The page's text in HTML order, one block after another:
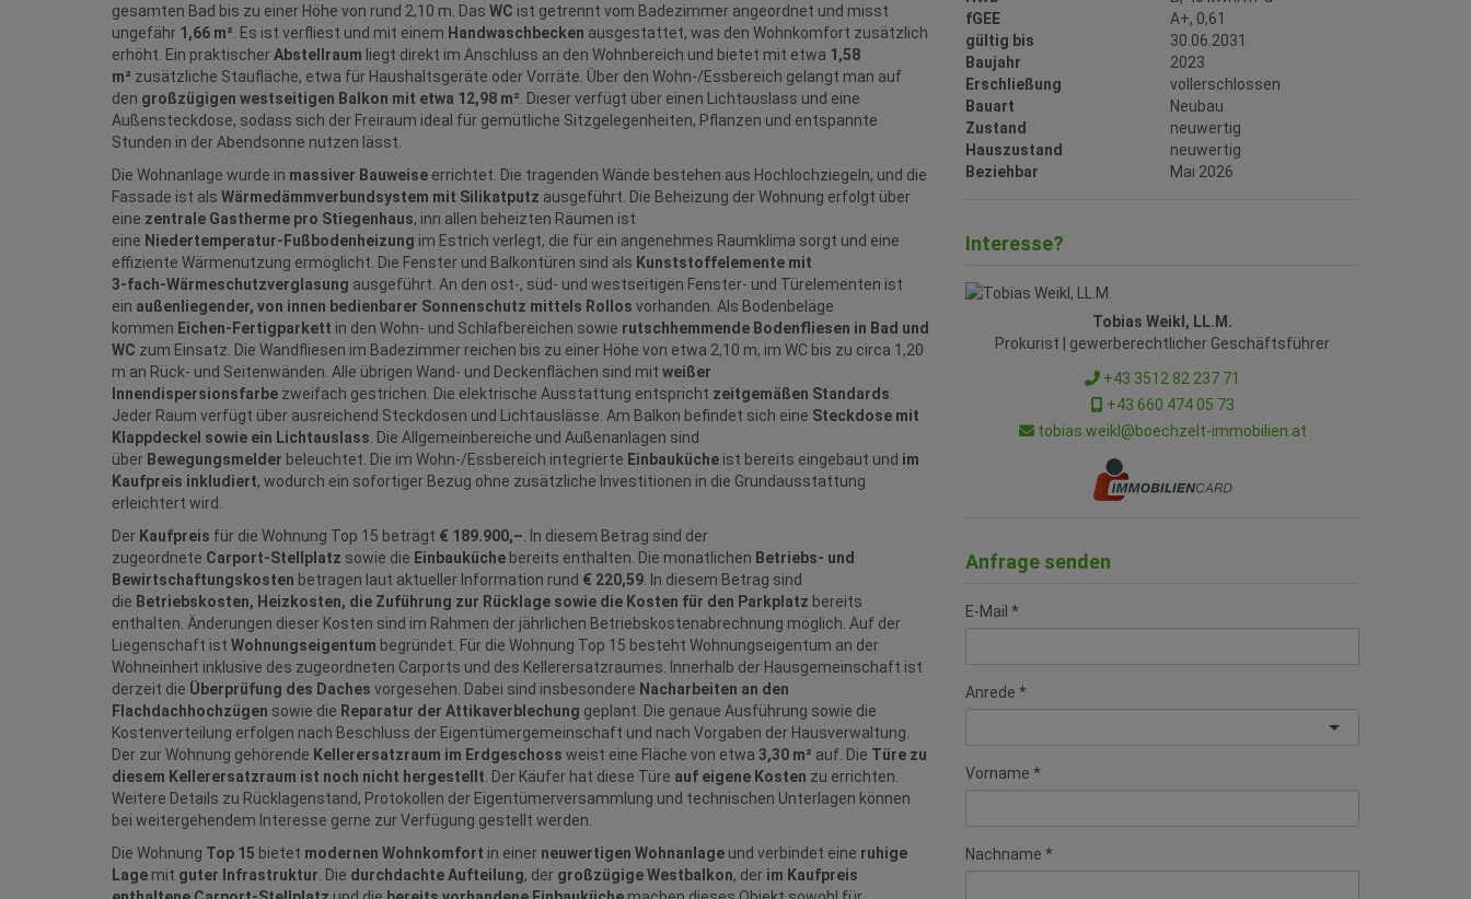
gesamten Bad bis zu einer Höhe von rund 2,10 m. Das WC ist getrennt vom Badezimmer angeordnet und misst
ungefähr 1,66 m². Es ist verfliest und mit einem Handwaschbecken ausgestattet, was den Wohnkomfort zusätzlich
erhöht. Ein praktischerAbstellraum liegt direkt im Anschluss an den Wohnbereich und bietet mit etwa 1,58
m² zusätzliche Staufläche, etwa für Haushaltsgeräte oder Vorräte. Über den Wohn‑/Essbereich gelangt man auf
den großzügigen westseitigen Balkon mit etwa 12,98 m². Dieser verfügt über einen Lichtauslass und eine
Außensteckdose, sodass sich der Freiraum ideal für gemütliche Sitzgelegenheiten, Pflanzen und entspannte
Stunden in der Abendsonne nutzen lässt.
Die Wohnanlage wurde in massiver Bauweise errichtet. Die tragenden Wände bestehen aus Hochlochziegeln, und die
Fassade ist als Wärmedämmverbundsystem mit Silikatputz ausgeführt. Die Beheizung der Wohnung erfolgt über
eine zentrale Gastherme pro Stiegenhaus, inn allen beheizten Räumen ist
eine Niedertemperatur‑Fußbodenheizung im Estrich verlegt, die für ein angenehmes Raumklima sorgt und eine
effiziente Wärmenutzung ermöglicht. Die Fenster und Balkontüren sind als Kunststoffelemente mit
3‑fach‑Wärmeschutzverglasung ausgeführt. An den ost‑, süd‑ und westseitigen Fenster- und Türelementen ist
ein außenliegender, von innen bedienbarer Sonnenschutz mittels Rollos vorhanden. Als Bodenbeläge
kommen Eichen‑Fertigparkett in den Wohn- und Schlafbereichen sowie rutschhemmende Bodenfliesen in Bad und
WC zum Einsatz. Die Wandfliesen im Badezimmer reichen bis zu einer Höhe von etwa 2,10 m, im WC bis zu circa 1,20
m an Rück- und Seitenwänden. Alle übrigen Wand- und Deckenflächen sind mit weißer
Innendispersionsfarbe zweifach gestrichen. Die elektrische Ausstattung entspricht zeitgemäßen Standards.
Jeder Raum verfügt über ausreichend Steckdosen und Lichtauslässe. Am Balkon befindet sich eine Steckdose mit
Klappdeckel sowie ein Lichtauslass. Die Allgemeinbereiche und Außenanlagen sind
über Bewegungsmelder beleuchtet. Die im Wohn‑/Essbereich integrierte Einbauküche ist bereits eingebaut und im
Kaufpreis inkludiert, wodurch ein sofortiger Bezug ohne zusätzliche Investitionen in die Grundausstattung
erleichtert wird.
Der Kaufpreis für die Wohnung Top 15 beträgt € 189.900,–. In diesem Betrag sind der
zugeordnete Carport‑Stellplatz sowie die Einbauküche bereits enthalten. Die monatlichen Betriebs- und
Bewirtschaftungskosten betragen laut aktueller Information rund € 220,59. In diesem Betrag sind
die Betriebskosten, Heizkosten, die Zuführung zur Rücklage sowie die Kosten für den Parkplatz bereits
enthalten. Änderungen dieser Kosten sind im Rahmen der jährlichen Betriebskostenabrechnung möglich. Auf der
Liegenschaft ist Wohnungseigentum begründet. Für die Wohnung Top 15 besteht Wohnungseigentum an der
Wohneinheit inklusive des zugeordneten Carports und des Kellerersatzraumes. Innerhalb der Hausgemeinschaft ist
derzeit die Überprüfung des Daches vorgesehen. Dabei sind insbesondere Nacharbeiten an den
Flachdachhochzügen sowie die Reparatur der Attikaverblechung geplant. Die genaue Ausführung sowie die
Kostenverteilung erfolgen nach Beschluss der Eigentümergemeinschaft und nach Vorgaben der Hausverwaltung.
Der zur Wohnung gehörende Kellerersatzraum im Erdgeschoss weist eine Fläche von etwa 3,30 m² auf. Die Türe zu
diesem Kellerersatzraum ist noch nicht hergestellt. Der Käufer hat diese Türe auf eigene Kosten zu errichten.
Weitere Details zu Rücklagenstand, Protokollen der Eigentümerversammlung und technischen Unterlagen können
bei weitergehendem Interesse gerne zur Verfügung gestellt werden.
Die Wohnung Top 15 bietet modernen Wohnkomfort in einer neuwertigen Wohnanlage und verbindet eine ruhige
Lage mit guter Infrastruktur. Die durchdachte Aufteilung, der großzügige Westbalkon, der im Kaufpreis
fGEE
A+, 0,61
gültig bis
30.06.2031
Baujahr
2023
Erschließung
vollerschlossen
Bauart
Neubau
Zustand
neuwertig
Hauszustand
neuwertig
Beziehbar
Mai 2026
Interesse?
Tobias Weikl, LL.M.
Prokurist | gewerberechtlicher Geschäftsführer
+43 3512 82 237 71
+43 660 474 05 73
tobias.weikl@boechzelt-immobilien.at
Anfrage senden
E-Mail
Anrede
Vorname
Nachname